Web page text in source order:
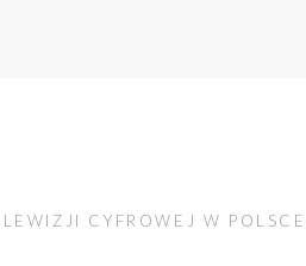
CYFROWEJ W POLSCE.